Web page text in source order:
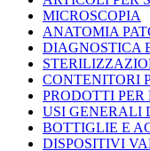
MICROSCOPIA
ANATOMIA
DIAGNOSTICA
CONTENITORI
PRODOTTI
USI GENERALI
BOTTIGLIE E
DISPOSITIVI